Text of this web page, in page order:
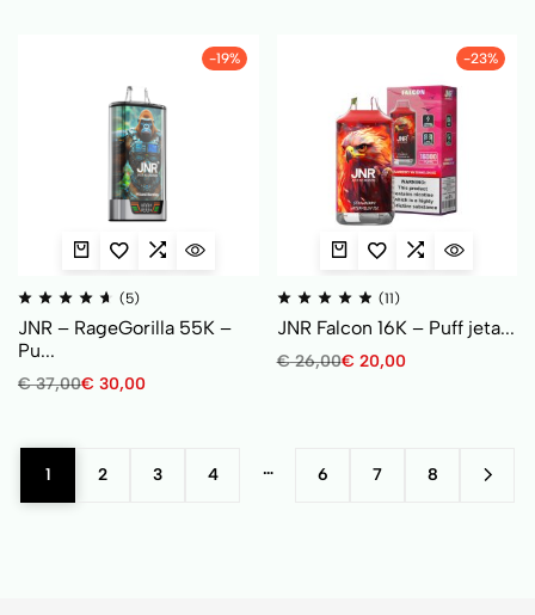
-19%
(5)
JNR – RageGorilla 55K –
Pu...
€37,00€ 30,00
-23%
(11)
JNR Falcon 16K – Puff jeta...
€26,00€ 20,00
1 2 3 4 … 6 7 8